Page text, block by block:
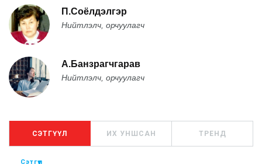
П.Соёлдэлгэр
Нийтлэлч, орчуулагч
А.Банзрагчгарав
Нийтлэлч, орчуулагч
СЭТГҮҮЛ ИХ УНШСАН ТРЕНД
Сэтгүүл